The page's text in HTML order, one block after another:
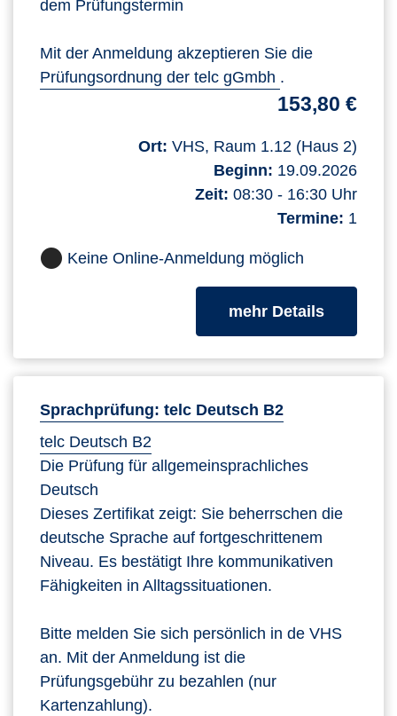
dem Prüfungstermin
Mit der Anmeldung akzeptieren Sie die
Prüfungsordnung der telc gGmbh .
153,80 €
Ort: VHS, Raum 1.12 (Haus 2)
Beginn: 19.09.2026
Zeit: 08:30 - 16:30 Uhr
Termine: 1
Keine Online-Anmeldung möglich
mehr Detailszum
Sprachprüfung: telc Deutsch B2
telc Deutsch B2
Die Prüfung für allgemeinsprachliches
Deutsch
Dieses Zertifikat zeigt: Sie beherrschen die
deutsche Sprache auf fortgeschrittenem
Niveau. Es bestätigt Ihre kommunikativen
Fähigkeiten in Alltagssituationen.
Bitte melden Sie sich persönlich in de VHS
an. Mit der Anmeldung ist die
Prüfungsgebühr zu bezahlen (nur
Kartenzahlung).